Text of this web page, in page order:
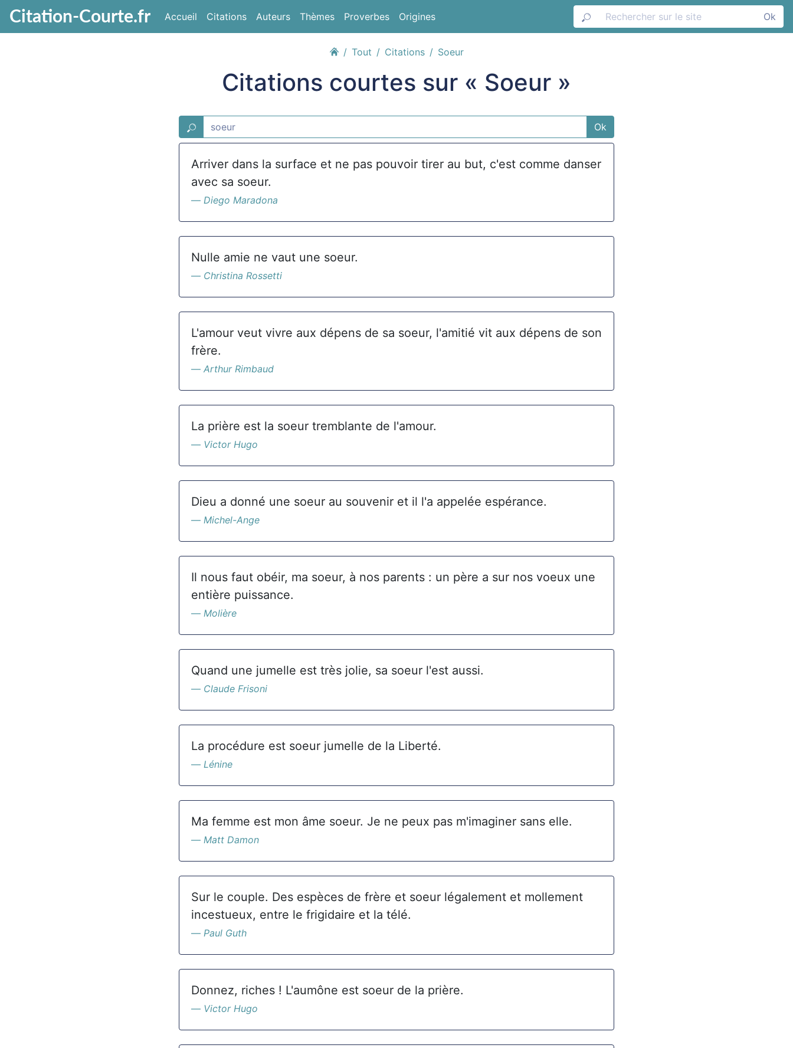
Citation-Courte.fr Accueil Citations Auteurs Thèmes Proverbes Origines Ok
Tout Citations Soeur
Citations courtes sur « Soeur »
Ok
Arriver dans la surface et ne pas pouvoir tirer au but, c'est comme danser
avec sa soeur.
Diego Maradona
Nulle amie ne vaut une soeur.
Christina Rossetti
L'amour veut vivre aux dépens de sa soeur, l'amitié vit aux dépens de son
frère.
Arthur Rimbaud
La prière est la soeur tremblante de l'amour.
Victor Hugo
Dieu a donné une soeur au souvenir et il l'a appelée espérance.
Michel-Ange
Il nous faut obéir, ma soeur, à nos parents : un père a sur nos voeux une
entière puissance.
Molière
Quand une jumelle est très jolie, sa soeur l'est aussi.
Claude Frisoni
La procédure est soeur jumelle de la Liberté.
Lénine
Ma femme est mon âme soeur. Je ne peux pas m'imaginer sans elle.
Matt Damon
Sur le couple. Des espèces de frère et soeur légalement et mollement
incestueux, entre le frigidaire et la télé.
Paul Guth
Donnez, riches ! L'aumône est soeur de la prière.
Victor Hugo